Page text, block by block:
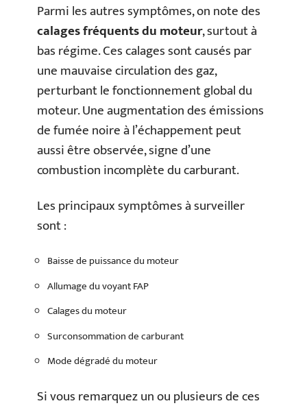
Parmi les autres symptômes, on note des
calages fréquents du moteur, surtout à
bas régime. Ces calages sont causés par
une mauvaise circulation des gaz,
perturbant le fonctionnement global du
moteur. Une augmentation des émissions
de fumée noire à l’échappement peut
aussi être observée, signe d’une
combustion incomplète du carburant.
Les principaux symptômes à surveiller
sont :
Baisse de puissance du moteur
Allumage du voyant FAP
Calages du moteur
Surconsommation de carburant
Mode dégradé du moteur
Si vous remarquez un ou plusieurs de ces